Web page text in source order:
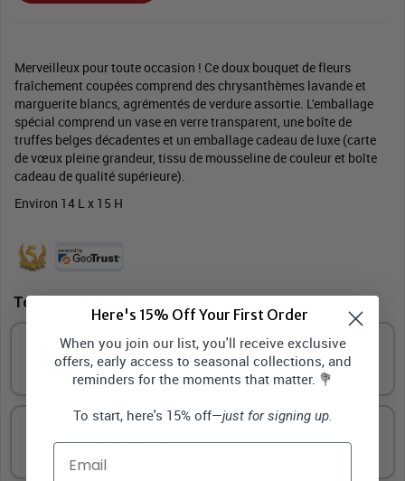
Merveilleux pour toute occasion ! Ce doux bouquet de fleurs
fraîchement coupées comprend des chrysanthèmes lavande et
marguerite blancs, agrémentés de verdure assortie. L'emballage
spécial comprend un vase en verre transparent, une boîte de
truffes belges décadentes et un emballage cadeau de luxe (carte
de vœux pleine grandeur, tissu de mousseline de couleur et boîte
cadeau de qualité supérieure).
Environ 14 L x 15 H
Touches Supplémentaires
Carte De Vœux Pleine Grandeur
Ours en peluche
Here's 15% Off Your First Order
When you join our list, you'll receive exclusive
offers, early access to seasonal collections, and
reminders for the moments that matter. 💐
To start, here's 15% off—just for signing up.
Email